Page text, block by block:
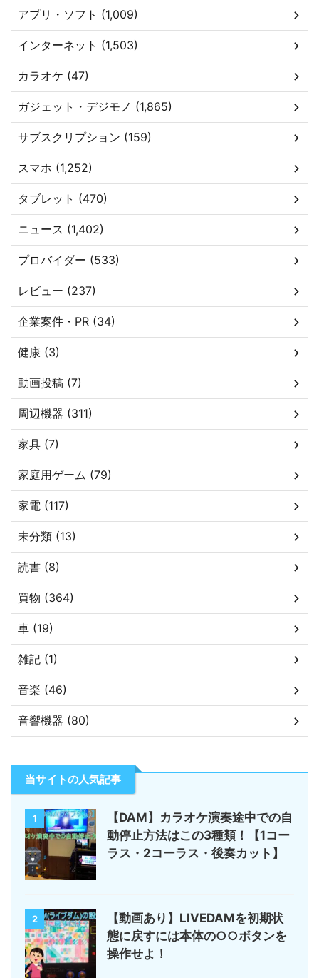
アプリ・ソフト (1,009)
インターネット (1,503)
カラオケ (47)
ガジェット・デジモノ (1,865)
サブスクリプション (159)
スマホ (1,252)
タブレット (470)
ニュース (1,402)
プロバイダー (533)
レビュー (237)
企業案件・PR (34)
健康 (3)
動画投稿 (7)
周辺機器 (311)
家具 (7)
家庭用ゲーム (79)
家電 (117)
未分類 (13)
読書 (8)
買物 (364)
車 (19)
雑記 (1)
音楽 (46)
音響機器 (80)
当サイトの人気記事
1
【DAM】カラオケ演奏途中での自
動停止方法はこの3種類！【1コー
ラス・2コーラス・後奏カット】
2
【動画あり】LIVEDAMを初期状
態に戻すには本体の○○ボタンを
操作せよ！